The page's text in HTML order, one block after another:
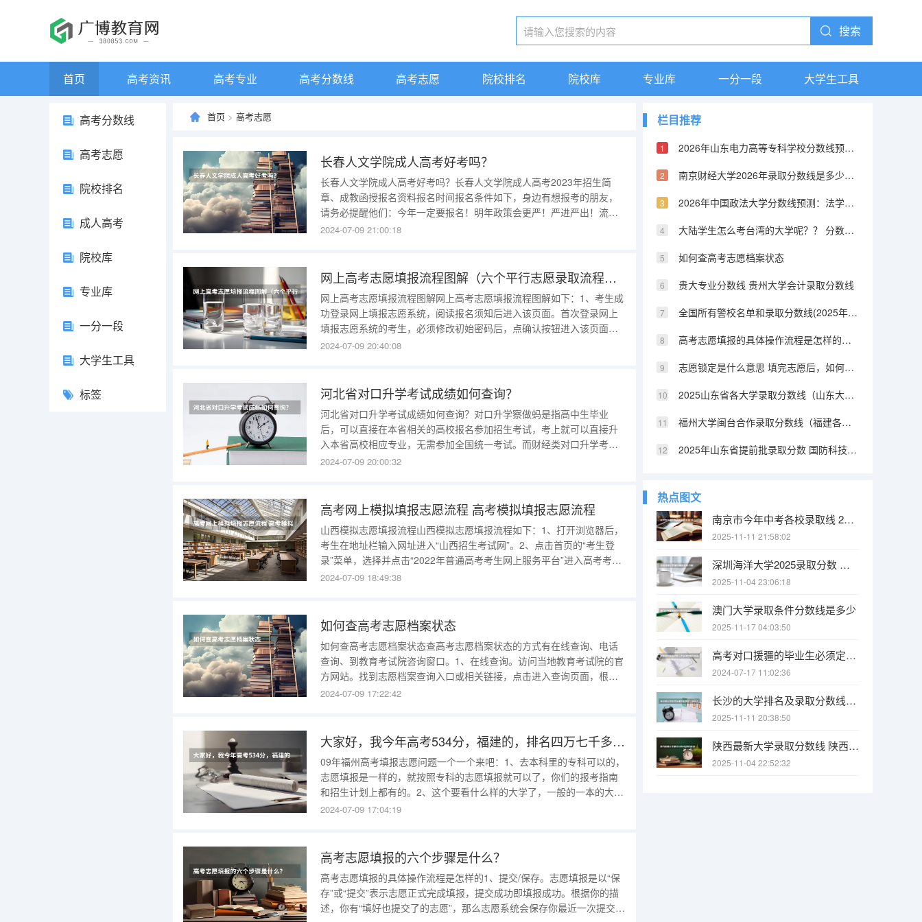
搜索
首页 高考资讯 高考专业 高考分数线 高考志愿 院校排名 院校库 专业库 一分一段 大学生工具
高考分数线
高考志愿
院校排名
成人高考
院校库
专业库
一分一段
大学生工具
标签
首页 > 高考志愿
长春人文学院成人高考好考吗？
长春人文学院成人高考好考吗？长春人文学院成人高考2023年招生简
章、成教函授报名资料报名时间报名条件如下，身边有想报考的朋友，
请务必提醒他们：今年一定要报名！明年政策会更严！严进严出！流程
繁琐！学费上涨！学制延长！今年报考是最后的选择。1、长春人文学院
可以点
2024-07-09 21:00:18
网上高考志愿填报流程图解（六个平行志愿录取流程图解）
网上高考志愿填报流程图解网上高考志愿填报流程图解如下：1、考生成
功登录网上填报志愿系统，阅读报名须知后进入该页面。首次登录网上
填报志愿系统的考生，必须修改初始密码后，点确认按钮进入该页面。
以普通艺术类考生填报志愿为例，页面如下图所示：2、在志愿类别选择
2024-07-09 20:40:08
河北省对口升学考试成绩如何查询？
河北省对口升学考试成绩如何查询？对口升学察做蚂是指高中生毕业
后，可以直接在本省相关的高校报名参加招生考试，考上就可以直接升
入本省高校相应专业，无需参加全国统一考试。而财经类对口升学考试
则是根据高中生所学的财经类课程知识进行考察，考试科目包括政治、
2024-07-09 20:00:32
高考网上模拟填报志愿流程 高考模拟填报志愿流程
山西模拟志愿填报流程山西模拟志愿填报流程如下：1、打开浏览器后，
考生在地址栏输入网址进入“山西招生考试网”。2、点击首页的“考生登
录”菜单，选择并点击“2022年普通高考考生网上服务平台”进入高考考生
网上服务平台主页面。3、点击高考考生网上服务平台主页面的“志愿填
2024-07-09 18:49:38
如何查高考志愿档案状态
如何查高考志愿档案状态查高考志愿档案状态的方式有在线查询、电话
查询、到教育考试院咨询窗口。1、在线查询。访问当地教育考试院的官
方网站。找到志愿档案查询入口或相关链接，点击进入查询页面，根据
系统指引填写个人信息，如姓名、身份证号码、准考证号码等。确认信
2024-07-09 17:22:42
大家好，我今年高考534分，福建的，排名四万七千多名。想问问志愿要怎么报，厦门理工和福州工程学院行吗？
09年福州高考填报志愿问题一个一个来吧：1、去本科里的专科可以的，
志愿填报是一样的，就按照专科的志愿填报就可以了，你们的报考指南
和招生计划上都有的。2、这个要看什么样的大学了，一般的一本的大学
里的专科，录取分数都在本二线之上，这个是真的，而且我说的是最低
二
2024-07-09 17:04:19
高考志愿填报的六个步骤是什么？
高考志愿填报的具体操作流程是怎样的1、提交/保存。志愿填报是以“保
存”或“提交”表示志愿正式完成填报，提交成功即填报成功。根据你的描
述，你有“填好也提交了的志愿”，那么志愿系统会保存你最近一次提交的
栏目推荐
2026年山东电力高等专科学校分数线预测及往年分数参考
南京财经大学2026年录取分数线是多少？专业优势与就业前景全面解析
2026年中国政法大学分数线预测：法学界的黄埔军校
大陆学生怎么考台湾的大学呢？？ 分数线又是怎样的？？ 考取难度高不高？
如何查高考志愿档案状态
贵大专业分数线 贵州大学会计录取分数线
全国所有警校名单和录取分数线(2025年参考) 陕西提前批警校录取分数
高考志愿填报的具体操作流程是怎样的（江西高考志愿填报详细步骤）
志愿锁定是什么意思 填完志愿后，如何快速知道自己是否被录取
2025山东省各大学录取分数线（山东大学排名及录取分数线）
福州大学闽台合作录取分数线（福建各所大学法学系的分数线2025）
2025年山东省提前批录取分数 国防科技大学提前批山东录取分数线
热点图文
南京市今年中考各校录取线 2025南京中考分数线与录取线
2025-11-11 21:58:02
深圳海洋大学2025录取分数 中国海洋大学2025投档线
2025-11-04 23:06:18
澳门大学录取条件分数线是多少
2025-11-17 04:03:50
高考对口援疆的毕业生必须定向回新疆工作吗，能不能不会回，不回会怎样？
2024-07-17 11:02:36
长沙的大学排名及录取分数线（长沙大学招生分数线）
2025-11-11 20:38:50
陕西最新大学录取分数线 陕西省2025年各院校最低高考录取分数线
2025-11-04 22:52:32